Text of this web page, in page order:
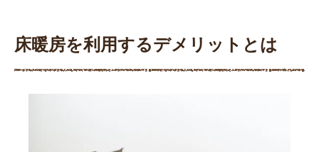
床暖房を利用するデメリットとは